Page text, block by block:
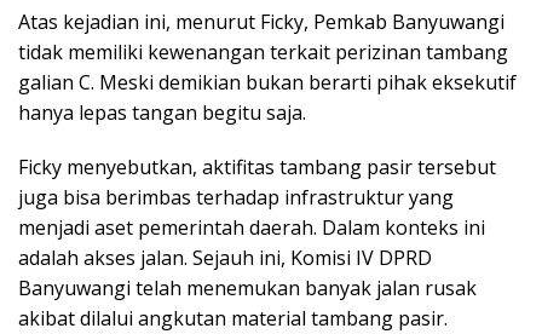
Atas kejadian ini, menurut Ficky, Pemkab Banyuwangi
tidak memiliki kewenangan terkait perizinan tambang
galian C. Meski demikian bukan berarti pihak eksekutif
hanya lepas tangan begitu saja.
Ficky menyebutkan, aktifitas tambang pasir tersebut
juga bisa berimbas terhadap infrastruktur yang
menjadi aset pemerintah daerah. Dalam konteks ini
adalah akses jalan. Sejauh ini, Komisi IV DPRD
Banyuwangi telah menemukan banyak jalan rusak
akibat dilalui angkutan material tambang pasir.